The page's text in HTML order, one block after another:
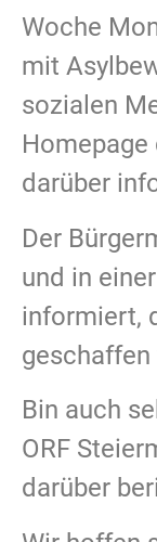
Woche
mit
sozialen
Homepage
darüber
Der
und in
informiert,
geschaffen
Bin auch
ORF
darüber